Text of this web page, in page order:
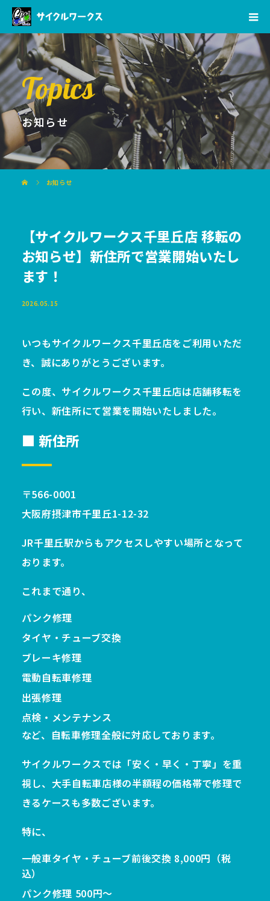
Topics
お知らせ
お知らせ
【サイクルワークス千里丘店 移転の
お知らせ】新住所で営業開始いたし
ます！
2026.05.15
いつもサイクルワークス千里丘店をご利用いただ
き、誠にありがとうございます。
この度、サイクルワークス千里丘店は店舗移転を
行い、新住所にて営業を開始いたしました。
■ 新住所
〒566-0001
大阪府摂津市千里丘1-12-32
JR千里丘駅からもアクセスしやすい場所となって
おります。
これまで通り、
パンク修理
タイヤ・チューブ交換
ブレーキ修理
電動自転車修理
出張修理
点検・メンテナンス
など、自転車修理全般に対応しております。
サイクルワークスでは「安く・早く・丁寧」を重
視し、大手自転車店様の半額程の価格帯で修理で
きるケースも多数ございます。
特に、
一般車タイヤ・チューブ前後交換 8,000円（税
込）
パンク修理 500円〜